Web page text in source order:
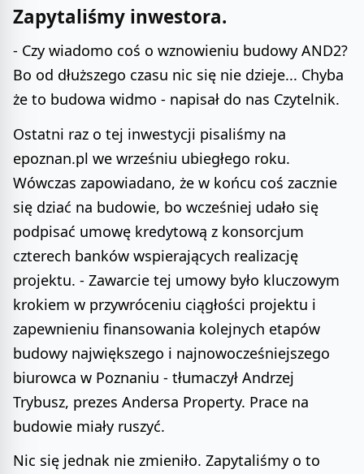
Zapytaliśmy inwestora.
- Czy wiadomo coś o wznowieniu budowy AND2?
Bo od dłuższego czasu nic się nie dzieje... Chyba
że to budowa widmo - napisał do nas Czytelnik.
Ostatni raz o tej inwestycji pisaliśmy na
epoznan.pl we wrześniu ubiegłego roku.
Wówczas zapowiadano, że w końcu coś zacznie
się dziać na budowie, bo wcześniej udało się
podpisać umowę kredytową z konsorcjum
czterech banków wspierających realizację
projektu. - Zawarcie tej umowy było kluczowym
krokiem w przywróceniu ciągłości projektu i
zapewnieniu finansowania kolejnych etapów
budowy największego i najnowocześniejszego
biurowca w Poznaniu - tłumaczył Andrzej
Trybusz, prezes Andersa Property. Prace na
budowie miały ruszyć.
Nic się jednak nie zmieniło. Zapytaliśmy o to